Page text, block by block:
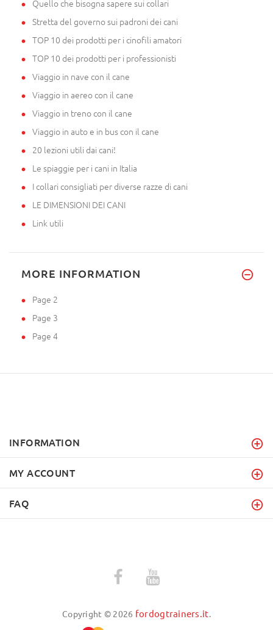
Quello che bisogna sapere sui collari
Stretta del governo sui padroni dei cani
TOP 10 dei prodotti per i cinofili amatori
TOP 10 dei prodotti per i professionisti
Viaggio in nave con il cane
Viaggio in aereo con il cane
Viaggio in treno con il cane
Viaggio in auto e in bus con il cane
20 lezioni utili dai cani!
Le spiaggie per i cani in Italia
I collari consigliati per diverse razze di cani
LE DIMENSIONI DEI CANI
Link utili
MORE INFORMATION
Page 2
Page 3
Page 4
INFORMATION
MY ACCOUNT
FAQ
Copyright © 2026 fordogtrainers.it.